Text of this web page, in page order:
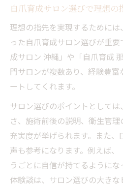
自爪育成サロン選びで理想の
理想の指先を実現するために
った自爪育成サロン選びが重
成サロン 沖縄」や「自爪育成
門サロンが複数あり、経験豊
ートしてくれます。
サロン選びのポイントとして
さ、施術前後の説明、衛生管
充実度が挙げられます。また
声も参考になります。例えば
うごとに自信が持てるように
体験談は、サロン選びの大きな